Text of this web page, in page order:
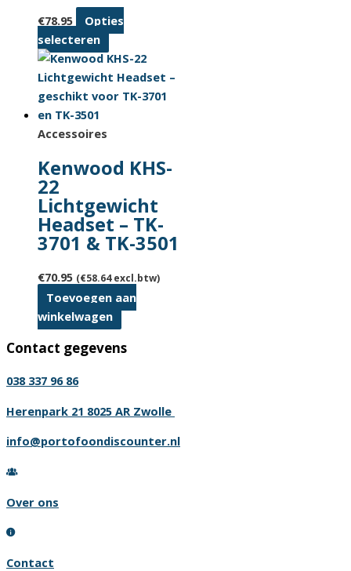
€78.95
Opties
selecteren Dit
product
heeft
meerdere
kan
worden
op
de
Accessoires
Kenwood KHS-
22
Lichtgewicht
Headset – TK-
3701 & TK-3501
€70.95 (€58.64excl.btw)
Toevoegen aan
winkelwagen
Contact gegevens
038 337 96 86
Herenpark 21 8025 AR Zwolle
info@portofoondiscounter.nl
Over ons
Contact